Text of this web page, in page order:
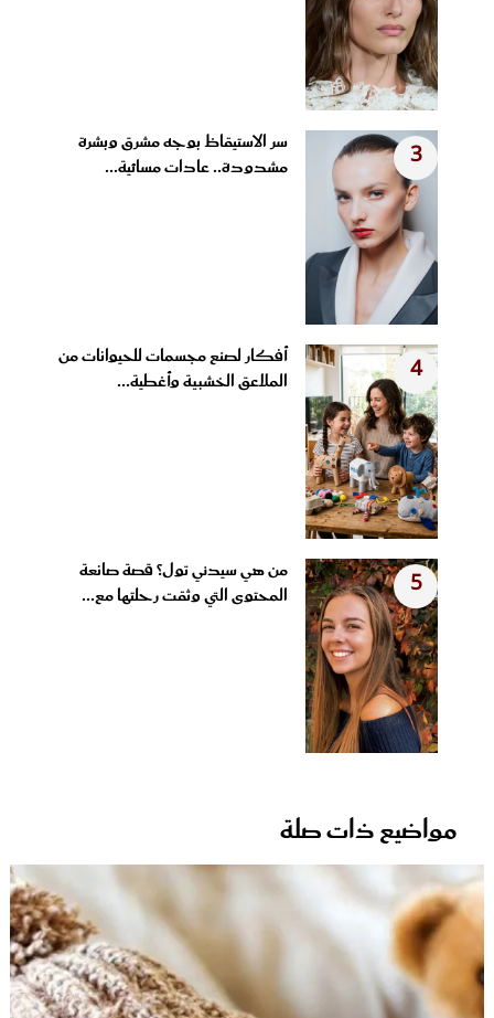
3
سر الاستيقاظ بوجه مشرق وبشرة
مشدودة.. عادات مسائية...
4
أفكار لصنع مجسمات للحيوانات من
الملاعق الخشبية وأغطية...
5
من هي سيدني تول؟ قصة صانعة
المحتوى التي وثقت رحلتها مع...
مواضيع ذات صلة